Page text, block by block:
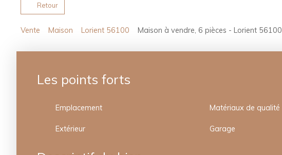
Retour
Vente Maison Lorient 56100 Maison à vendre, 6 pièces - Lorient 56100
Les points forts
Emplacement Matériaux de qualité
Extérieur Garage